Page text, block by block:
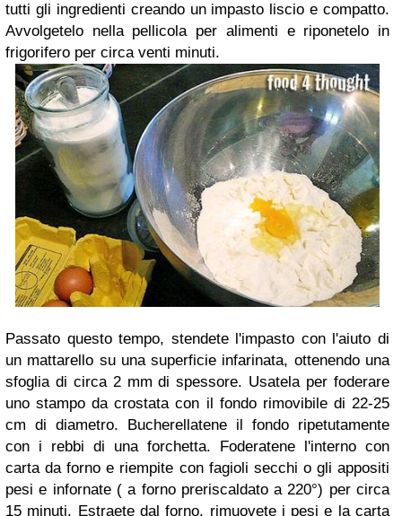
tutti gli ingredienti creando un impasto liscio e compatto.
Avvolgetelo nella pellicola per alimenti e riponetelo in
frigorifero per circa venti minuti.
Passato questo tempo, stendete l'impasto con l'aiuto di
un mattarello su una superficie infarinata, ottenendo una
sfoglia di circa 2 mm di spessore. Usatela per foderare
uno stampo da crostata con il fondo rimovibile di 22-25
cm di diametro. Bucherellatene il fondo ripetutamente
con i rebbi di una forchetta. Foderatene l'interno con
carta da forno e riempite con fagioli secchi o gli appositi
pesi e infornate ( a forno preriscaldato a 220°) per circa
15 minuti. Estraete dal forno, rimuovete i pesi e la carta